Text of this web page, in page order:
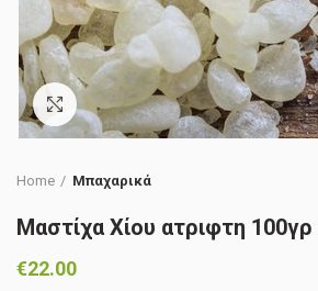
Click to enlarge
Home Μπαχαρικά
Μαστίχα Χίου ατριφτη 100γρ
€22.00